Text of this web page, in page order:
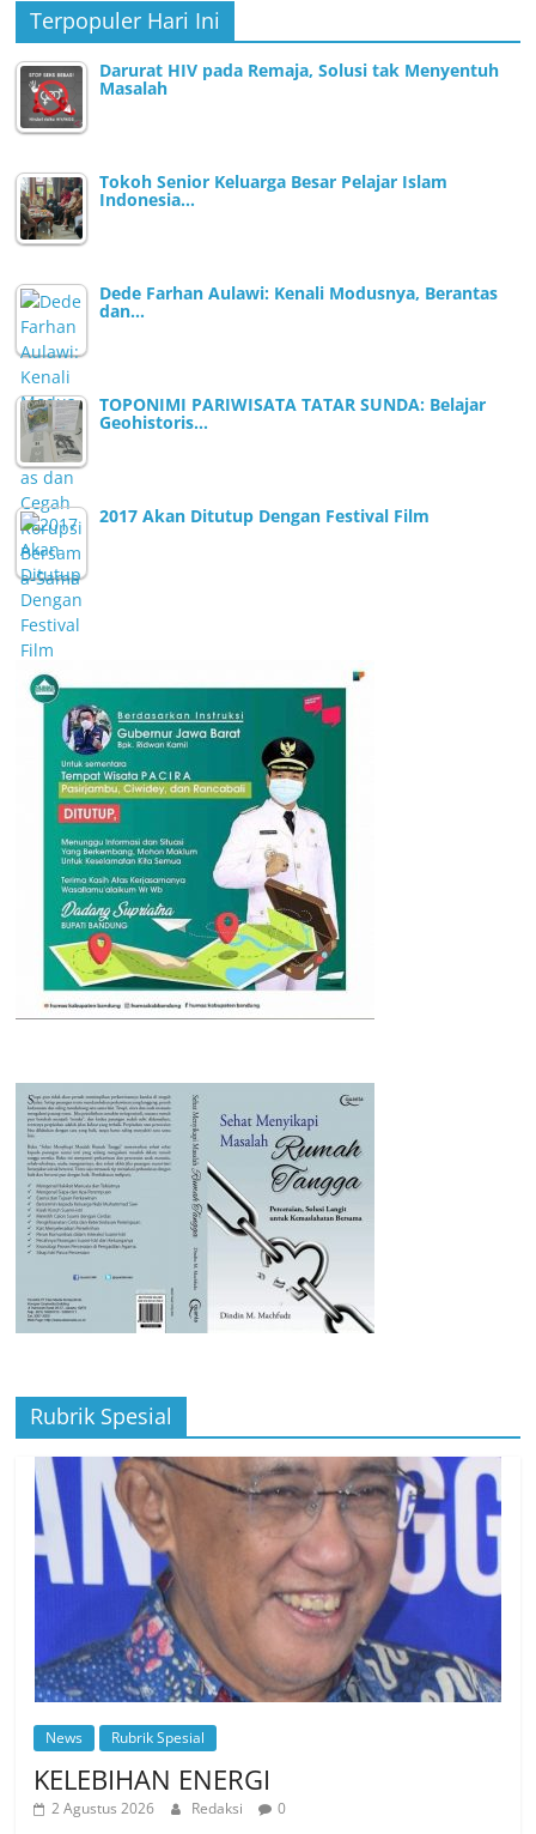
Terpopuler Hari Ini
Darurat HIV pada Remaja, Solusi tak Menyentuh
Masalah
Tokoh Senior Keluarga Besar Pelajar Islam
Indonesia…
Dede Farhan Aulawi: Kenali Modusnya, Berantas
dan…
TOPONIMI PARIWISATA TATAR SUNDA: Belajar
Geohistoris…
2017 Akan Ditutup Dengan Festival Film
Rubrik Spesial
News Rubrik Spesial
KELEBIHAN ENERGI
2 Agustus 2026 Redaksi 0